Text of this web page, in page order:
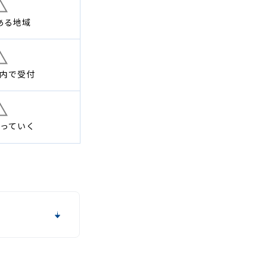
る地域
で受付
ていく